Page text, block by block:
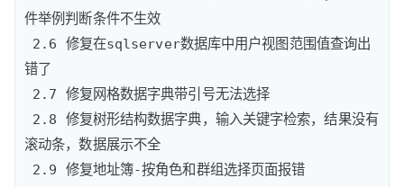
件举例判断条件不生效
错了
滚动条，数据展示不全